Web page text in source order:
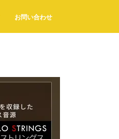
お問い合わせ